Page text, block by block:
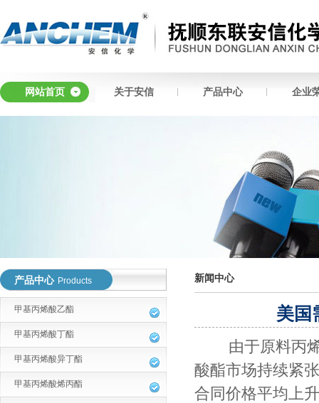
网站首页 关于安信 产品中心 企业
产品中心 Products
甲基丙烯酸乙酯
甲基丙烯酸丁酯
甲基丙烯酸异丁酯
甲基丙烯酸烯丙酯
新闻中心
美国
由于原料丙烯
酸酯市场持续紧
合同价格平均上